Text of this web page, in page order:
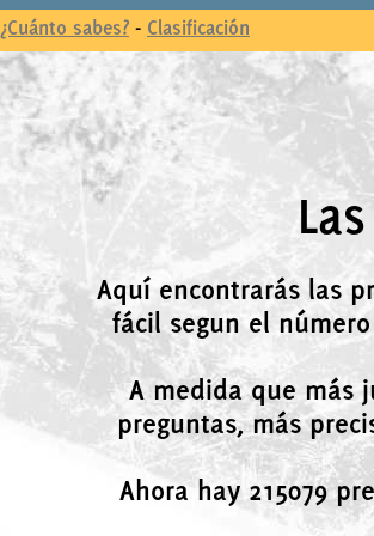
¿Cuánto sabes? - Clasificación
Aquí encontrarás las
fácil segun el
A medida que más
preguntas, más
Ahora hay 215079